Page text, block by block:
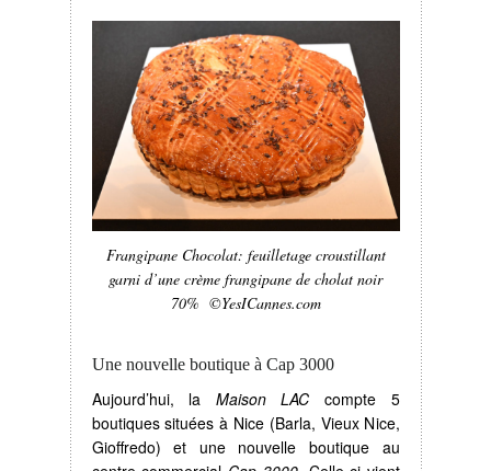
Frangipane Chocolat: feuilletage croustillant
garni d’une crème frangipane de cholat noir
70% ©YesICannes.com
Une nouvelle boutique à Cap 3000
Aujourd’hui, la Maison LAC compte 5
boutiques situées à Nice (Barla, Vieux Nice,
Gioffredo) et une nouvelle boutique au